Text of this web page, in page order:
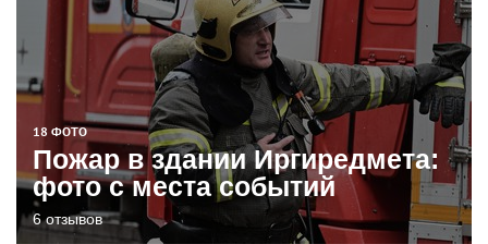
18 ФОТО
Пожар в здании Иргиредмета:
фото с места событий
6 отзывов